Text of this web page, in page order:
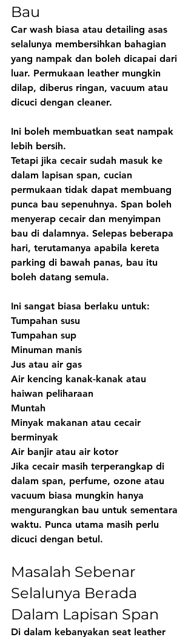
Bau
Car wash biasa atau detailing asas
selalunya membersihkan bahagian
yang nampak dan boleh dicapai dari
luar. Permukaan leather mungkin
dilap, diberus ringan, vacuum atau
dicuci dengan cleaner.
Ini boleh membuatkan seat nampak
lebih bersih.
Tetapi jika cecair sudah masuk ke
dalam lapisan span, cucian
permukaan tidak dapat membuang
punca bau sepenuhnya. Span boleh
menyerap cecair dan menyimpan
bau di dalamnya. Selepas beberapa
hari, terutamanya apabila kereta
parking di bawah panas, bau itu
boleh datang semula.
Ini sangat biasa berlaku untuk:
Tumpahan susu
Tumpahan sup
Minuman manis
Jus atau air gas
Air kencing kanak-kanak atau
haiwan peliharaan
Muntah
Minyak makanan atau cecair
berminyak
Air banjir atau air kotor
Jika cecair masih terperangkap di
dalam span, perfume, ozone atau
vacuum biasa mungkin hanya
mengurangkan bau untuk sementara
waktu. Punca utama masih perlu
dicuci dengan betul.
Masalah Sebenar
Selalunya Berada
Dalam Lapisan Span
Di dalam kebanyakan seat leather